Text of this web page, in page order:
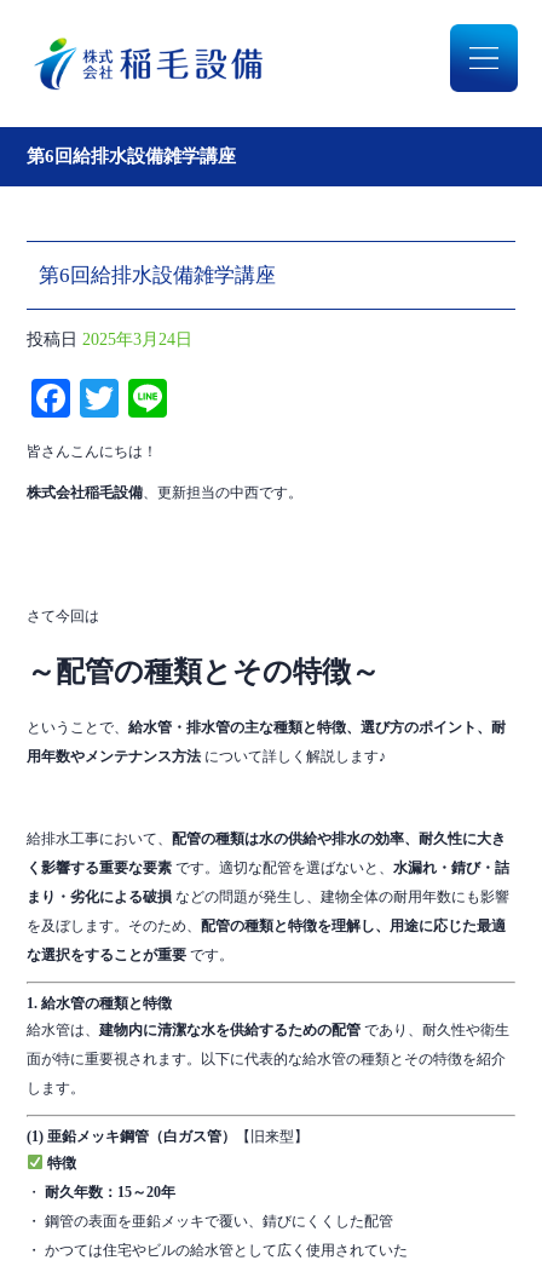
第6回給排水設備雑学講座
第6回給排水設備雑学講座
投稿日 2025年3月24日
Fa
ce
bo
ok
T
wi
tte
r
皆さんこんにちは！
株式会社稲毛設備、更新担当の中西です。
さて今回は
～配管の種類とその特徴～
ということで、給水管・排水管の主な種類と特徴、選び方のポイント、耐
用年数やメンテナンス方法 について詳しく解説します♪
給排水工事において、配管の種類は水の供給や排水の効率、耐久性に大き
く影響する重要な要素 です。適切な配管を選ばないと、水漏れ・錆び・詰
まり・劣化による破損 などの問題が発生し、建物全体の耐用年数にも影響
を及ぼします。そのため、配管の種類と特徴を理解し、用途に応じた最適
な選択をすることが重要 です。
1. 給水管の種類と特徴
給水管は、建物内に清潔な水を供給するための配管 であり、耐久性や衛生
面が特に重要視されます。以下に代表的な給水管の種類とその特徴を紹介
します。
(1) 亜鉛メッキ鋼管（白ガス管）
【旧来型】
特徴
・耐久年数：15～20年
・ 鋼管の表面を亜鉛メッキで覆い、錆びにくくした配管
・ かつては住宅やビルの給水管として広く使用されていた